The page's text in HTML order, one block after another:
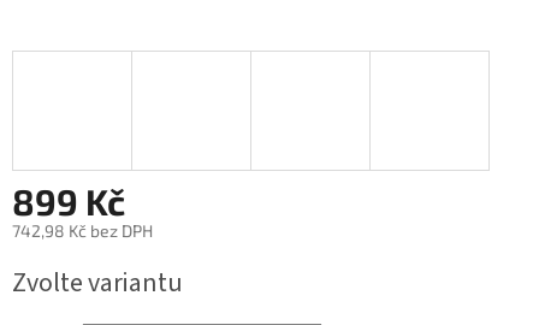
899 Kč
742,98 Kč bez DPH
cena:
Zvolte variantu